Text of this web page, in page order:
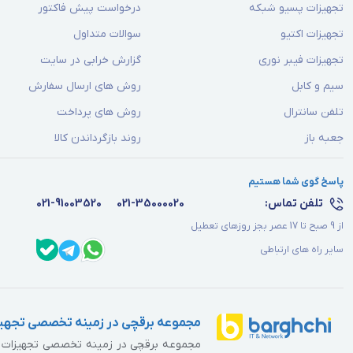
محاسبه واتیج مورد نیاز شما به کمک ابزار
1 - انتخاب مدل مصرف (انتخاب وسایل برقی مورد استفاده)
نخستین گام در این فرآیند، تشخیص صحیح و هدفمند نوع مصرف
دسته‌بندی مجزا که شامل (مصرف خانگی، مصرف اداری، مصرف
محدود و دقیق‌تر سازد، بلکه سیستم محاسبه نیز بر اساس الگوهای
متفاوت‌ هستند. این بخش، نقطه آغاز یک مسیر دقیق و علمی برای
تجهیزات پسیو شبکه
تجهیزات اکتیو
تجهیزات فیبر نوری
سیم و کابل
تلفن سانترال
جعبه باز
درخواست پیش فاکتور
سوالات متداول
گزارش خرابی در سایت
روش های ارسال سفارش
روش های پرداخت
روند بازگرداندن کالا
پاسخ گوی شما هستیم
تلفن تماس:
از 9 صبح تا 17 عصر بجز روزهای تعطیل
021-35000020
021-91003520
سایر راه های ارتباطی
مجموعه برقچی در زمینه تخصصی
مجموعه برقچی در زمینه تخصصی تجهیزات